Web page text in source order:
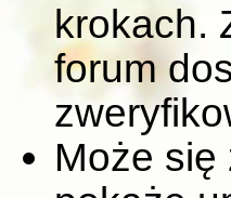
krokach.
forum
Może się